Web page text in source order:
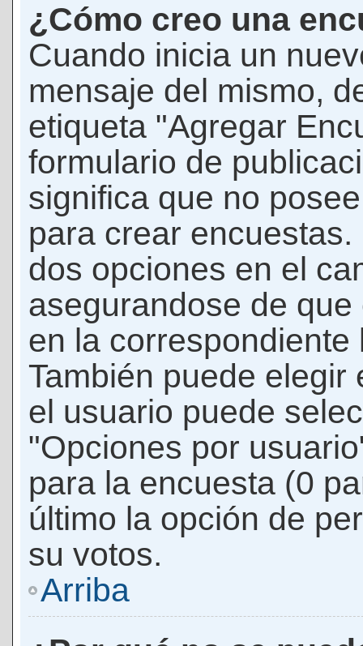
¿Cómo creo una
Cuando inicia un
mensaje del mismo,
etiqueta "Agregar
formulario de
significa que no
para crear
dos opciones en el
asegurandose de
en la
También puede
el usuario puede
"Opciones por
para la encuesta (0
último la opción de
su votos.
Arriba